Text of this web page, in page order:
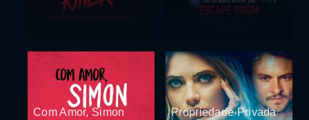
Com Amor, Simon Propriedade Privada